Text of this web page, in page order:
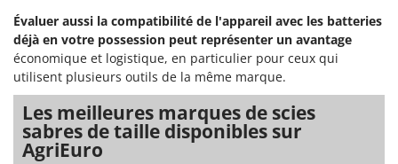
Évaluer aussi la compatibilité de l'appareil avec les batteries
déjà en votre possession peut représenter un avantage
économique et logistique, en particulier pour ceux qui
utilisent plusieurs outils de la même marque.
Les meilleures marques de scies
sabres de taille disponibles sur
AgriEuro